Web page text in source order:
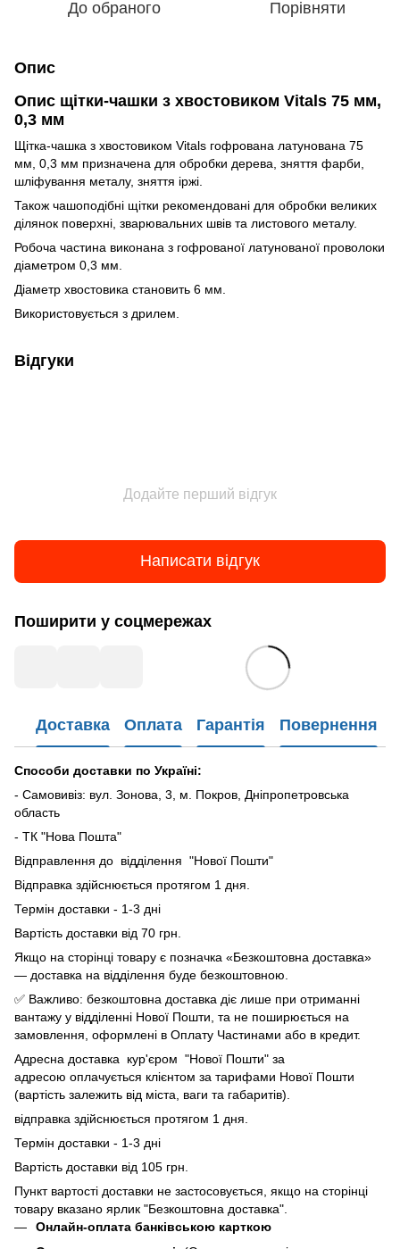
До обраного Порівняти
Опис
Опис щітки-чашки з хвостовиком Vitals 75 мм,
0,3 мм
Щітка-чашка з хвостовиком Vitals гофрована латунована 75
мм, 0,3 мм призначена для обробки дерева, зняття фарби,
шліфування металу, зняття іржі.
Також чашоподібні щітки рекомендовані для обробки великих
ділянок поверхні, зварювальних швів та листового металу.
Робоча частина виконана з гофрованої латунованої проволоки
діаметром 0,3 мм.
Діаметр хвостовика становить 6 мм.
Використовується з дрилем.
Відгуки
Додайте перший відгук
Написати відгук
Поширити у соцмережах
Доставка Оплата Гарантія Повернення
Способи доставки по Україні:
- Самовивіз: вул. Зонова, 3, м. Покров, Дніпропетровська
область
- ТК "Нова Пошта"
Відправлення до відділення "Нової Пошти"
Відправка здійснюється протягом 1 дня.
Термін доставки - 1-3 дні
Вартість доставки від 70 грн.
Якщо на сторінці товару є позначка «Безкоштовна доставка»
— доставка на відділення буде безкоштовною.
✅ Важливо: безкоштовна доставка діє лише при отриманні
вантажу у відділенні Нової Пошти, та не поширюється на
замовлення, оформлені в Оплату Частинами або в кредит.
Адресна доставка кур'єром "Нової Пошти" за
адресою оплачується клієнтом за тарифами Нової Пошти
(вартість залежить від міста, ваги та габаритів).
відправка здійснюється протягом 1 дня.
Термін доставки - 1-3 дні
Вартість доставки від 105 грн.
Пункт вартості доставки не застосовується, якщо на сторінці
товару вказано ярлик "Безкоштовна доставка".
Онлайн-оплата банківською карткою